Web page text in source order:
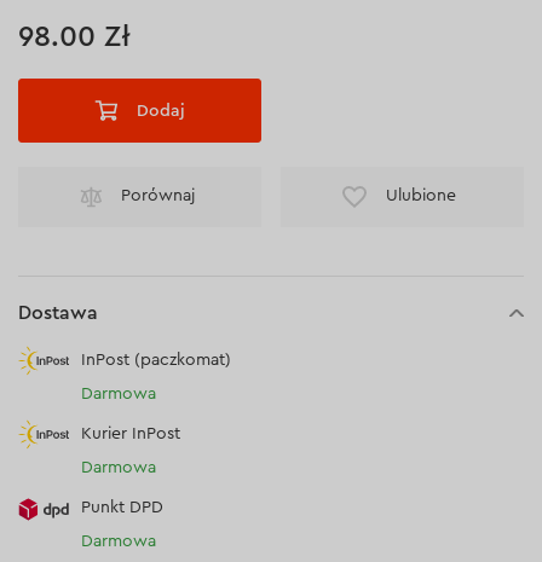
98.00 Zł
Dodaj
Porównaj Ulubione
Dostawa
InPost (paczkomat)
Darmowa
Kurier InPost
Darmowa
Punkt DPD
Darmowa